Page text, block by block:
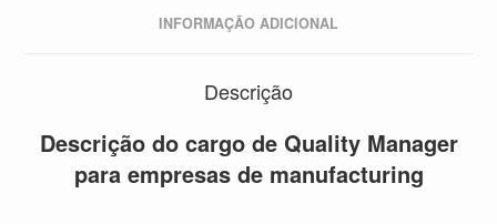
INFORMAÇÃO ADICIONAL
Descrição
Descrição do cargo de Quality Manager
para empresas de manufacturing